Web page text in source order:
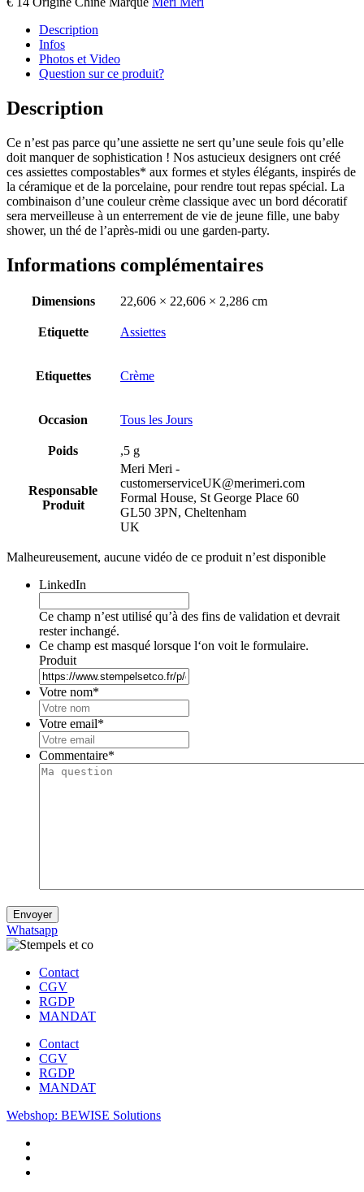
Description
Infos
Photos et Video
Question sur ce produit?
Description
Ce n’est pas parce qu’une assiette ne sert qu’une seule fois qu’elle
doit manquer de sophistication ! Nos astucieux designers ont créé
ces assiettes compostables* aux formes et styles élégants, inspirés de
la céramique et de la porcelaine, pour rendre tout repas spécial. La
combinaison d’une couleur crème classique avec un bord décoratif
sera merveilleuse à un enterrement de vie de jeune fille, une baby
shower, un thé de l’après-midi ou une garden-party.
Informations complémentaires
Dimensions 22,606 × 22,606 × 2,286 cm
Etiquette Assiettes
Etiquettes Crème
Occasion Tous les Jours
Poids ,5 g
Responsable
Produit
Meri Meri -
customerserviceUK@merimeri.com
Formal House, St George Place 60
GL50 3PN, Cheltenham
UK
Malheureusement, aucune vidéo de ce produit n’est disponible
LinkedIn
Ce champ n’est utilisé qu’à des fins de validation et devrait
rester inchangé.
Ce champ est masqué lorsque l‘on voit le formulaire.
Produit
Votre nom*
Votre email*
Commentaire*
Envoyer
Whatsapp
Contact
CGV
RGDP
MANDAT
Contact
CGV
RGDP
MANDAT
Webshop: BEWISE Solutions